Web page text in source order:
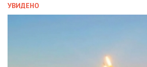
УВИДЕНО